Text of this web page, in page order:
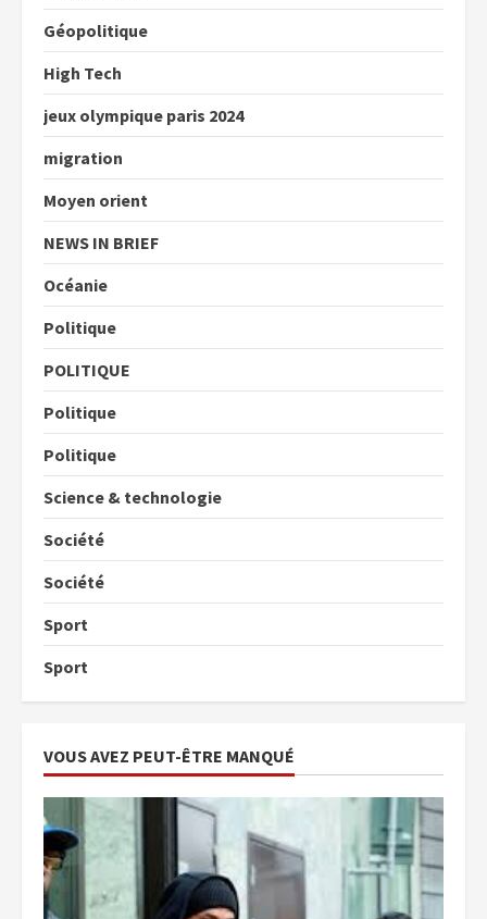
Géopolitique
High Tech
jeux olympique paris 2024
migration
Moyen orient
NEWS IN BRIEF
Océanie
Politique
POLITIQUE
Politique
Politique
Science & technologie
Société
Société
Sport
Sport
VOUS AVEZ PEUT-ÊTRE MANQUÉ